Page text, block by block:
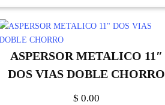
ASPERSOR METALICO 11″
DOS VIAS DOBLE CHORRO
$ 0.00